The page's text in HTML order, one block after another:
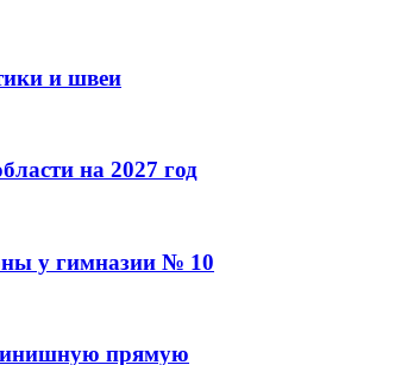
и швеи
на 2027 год
у гимназии № 10
прямую